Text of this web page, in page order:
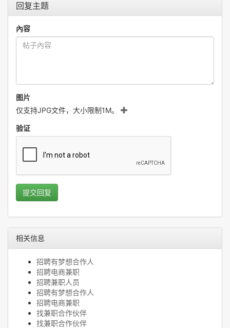
回复主题
內容
图片
仅支持JPG文件，大小限制1M。
验证
提交回复
相关信息
招聘有梦想合作人
招聘电商兼职
招聘兼职人员
招聘有梦想合作人
招聘电商兼职
找兼职合作伙伴
找兼职合作伙伴